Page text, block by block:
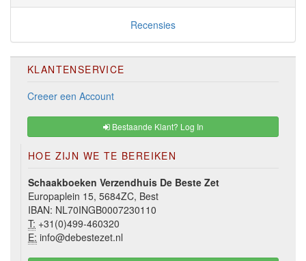
Recensies
KLANTENSERVICE
Creeer een Account
Bestaande Klant? Log In
HOE ZIJN WE TE BEREIKEN
Schaakboeken Verzendhuis De Beste Zet
Europaplein 15, 5684ZC, Best
IBAN: NL70INGB0007230110
T: +31(0)499-460320
E: info@debestezet.nl